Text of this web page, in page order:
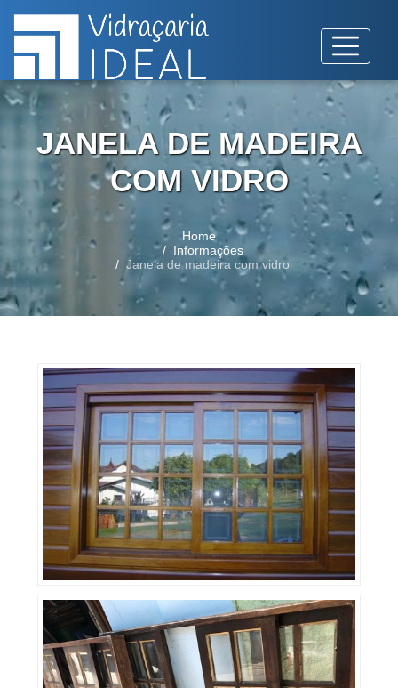
JANELA DE MADEIRA
COM VIDRO
Home
Informações
Janela de madeira com vidro